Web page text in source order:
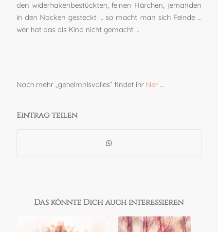
den widerhakenbestückten, feinen Härchen, jemanden
in den Nacken gesteckt … so macht man sich Feinde …
wer hat das als Kind nicht gemacht …
Noch mehr „geheimnisvolles“ findet ihr hier…
Eintrag teilen
Das könnte Dich auch interessieren